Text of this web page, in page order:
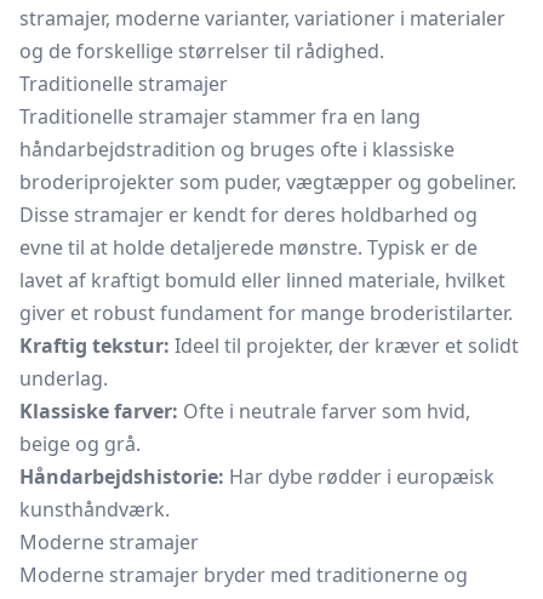
stramajer, moderne varianter, variationer i materialer
og de forskellige størrelser til rådighed.
Traditionelle stramajer
Traditionelle stramajer stammer fra en lang
håndarbejdstradition og bruges ofte i klassiske
broderiprojekter som puder, vægtæpper og gobeliner.
Disse stramajer er kendt for deres holdbarhed og
evne til at holde detaljerede mønstre. Typisk er de
lavet af kraftigt bomuld eller linned materiale, hvilket
giver et robust fundament for mange broderistilarter.
Kraftig tekstur: Ideel til projekter, der kræver et solidt
underlag.
Klassiske farver: Ofte i neutrale farver som hvid,
beige og grå.
Håndarbejdshistorie: Har dybe rødder i europæisk
kunsthåndværk.
Moderne stramajer
Moderne stramajer bryder med traditionerne og